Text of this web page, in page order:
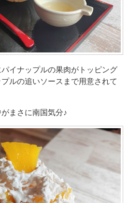
イナップルの果肉がトッピング
ルの追いソースまで用意されて
まさに南国気分♪